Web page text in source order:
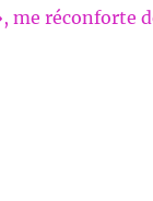
me réconforte